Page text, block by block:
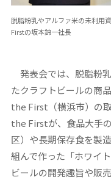
脱脂粉乳やアルファ米の未利用
Firstの坂本錦一社長
発表会では、脱脂粉
たクラフトビールの商
the First（横浜市）の
the Firstが、食品大手
区）や長期保存食を製
組んで作った「ホワイ
ビールの開発趣旨や販